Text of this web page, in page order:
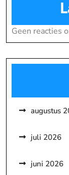
Geen reacties
augustus
juli 2026
juni 2026